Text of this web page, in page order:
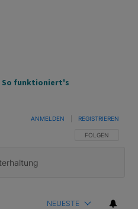
So funktioniert's
FOLGE DIESER
FOLGEN
ANMELDEN REGISTRIEREN
NEUESTE